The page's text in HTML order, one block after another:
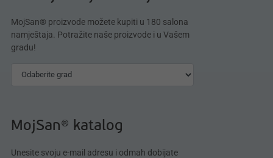
MojSan® proizvode možete kupiti u 180 salona
namještaja. Potražite naše proizvode i u Vašem
gradu!
MojSan® katalog
Unesite svoju e-mail adresu i odmah dobijate